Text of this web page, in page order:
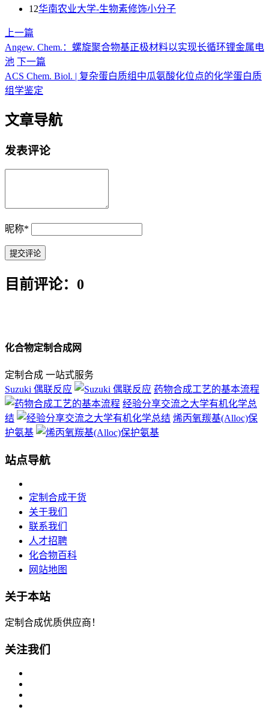
12华南农业大学-生物素修饰小分子
上一篇
Angew. Chem.：螺旋聚合物基正极材料以实现长循环锂金属电
池 下一篇
ACS Chem. Biol. | 复杂蛋白质组中瓜氨酸化位点的化学蛋白质
组学鉴定
文章导航
发表评论
昵称*
目前评论：0
化合物定制合成网
定制合成 一站式服务
Suzuki 偶联反应
药物合成工艺的基本流程
经验分享交流之大学有机化学总
结
烯丙氧羰基(Alloc)保
护氨基
站点导航
定制合成干货
关于我们
联系我们
人才招聘
化合物百科
网站地图
关于本站
定制合成优质供应商！
关注我们